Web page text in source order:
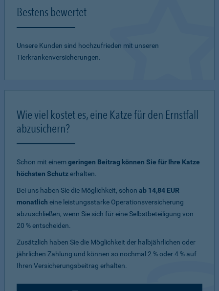
Bestens bewertet
Unsere Kunden sind hochzufrieden mit unseren
Tierkrankenversicherungen.
Wie viel kostet es, eine Katze für den Ernstfall
abzusichern?
Schon mit einemgeringen Beitrag können Sie für Ihre Katze
höchsten Schutzerhalten.
Bei uns haben Sie die Möglichkeit, schon ab 14,84 EUR
monatlich eine leistungsstarke Operationsversicherung
abzuschließen, wenn Sie sich für eine Selbstbeteiligung von
20 % entscheiden.
Zusätzlich haben Sie die Möglichkeit der halbjährlichen oder
jährlichen Zahlung und können so nochmal 2 % oder 4 % auf
Ihren Versicherungsbeitrag erhalten.